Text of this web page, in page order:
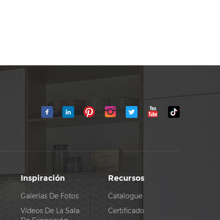
Inspiración
Galerías De Fotos
Vídeos De La Sala
Recursos
Catalogue
Certificado